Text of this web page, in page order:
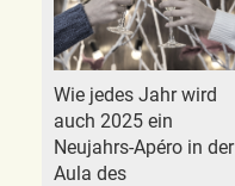
Wie jedes Jahr wird
auch 2025 ein
Neujahrs-Apéro in der
Aula des